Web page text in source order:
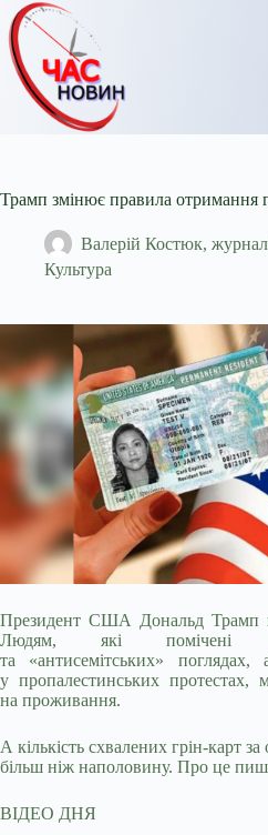
Перейти
до
вмісту
Трамп змінює правила отримання
Валерій Костюк,
Культура
Президент США Дональд Трамп
Людям, які помічені в
та «антисемітських»
у пропалестинських протестах,
на проживання.
А кількість схвалених грін-карт за
більш ніж наполовину. Про це
ВІДЕО ДНЯ